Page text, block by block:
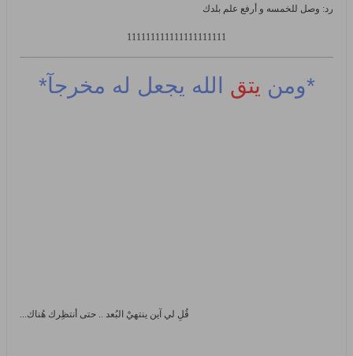
رد: وصل للخمسه و أرفع علم بلدك
111111111111111111111
*ومن يتق الله يجعل له مخرجآ*
قُلِ لي آين ينتهيْ البُعد .. حتى أنتظِرك هُناك...